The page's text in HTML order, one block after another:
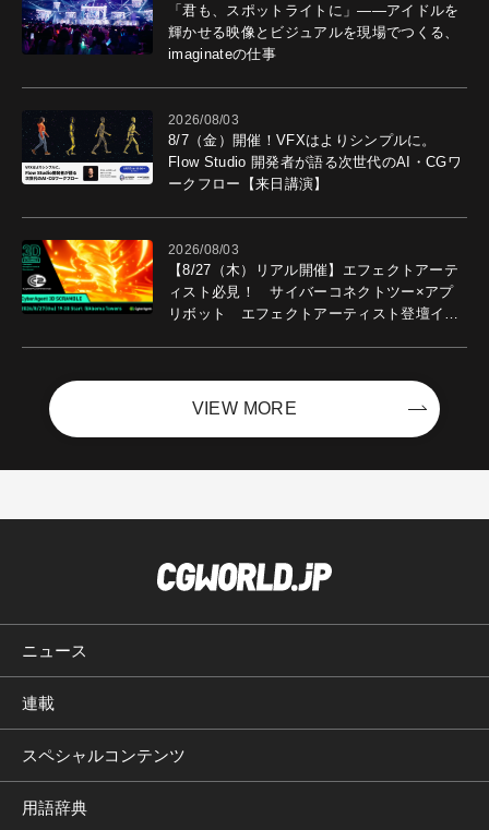
「君も、スポットライトに」――アイドルを
輝かせる映像とビジュアルを現場でつくる、
imaginateの仕事
2026/08/03
8/7（金）開催！VFXはよりシンプルに。
Flow Studio 開発者が語る次世代のAI・CGワ
ークフロー【来日講演】
2026/08/03
【8/27（木）リアル開催】エフェクトアーテ
ィスト必見！ サイバーコネクトツー×アプ
リボット エフェクトアーティスト登壇イベ
VIEW MORE
ニュース
連載
スペシャルコンテンツ
用語辞典